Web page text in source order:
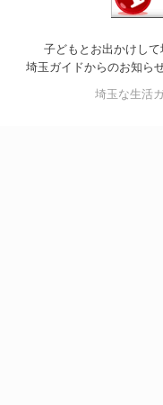
子どもとお出かけして
埼玉ガイドからのお知ら
埼玉な生活